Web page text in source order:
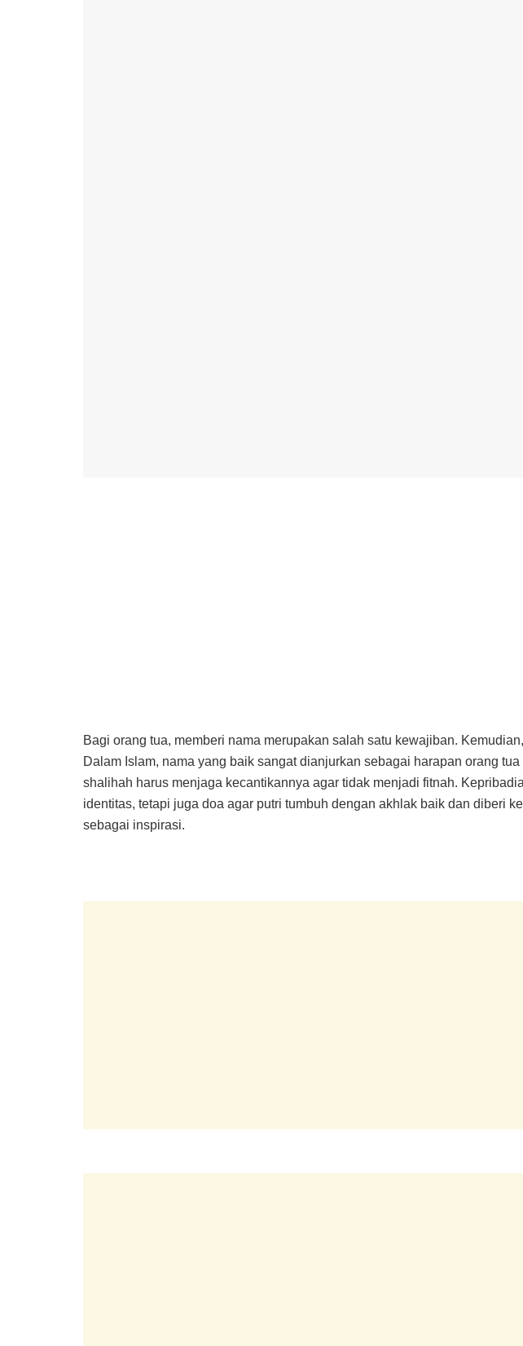
Bagi orang tua, memberi nama merupakan salah satu kewajiban.
Dalam Islam, nama yang baik sangat dianjurkan sebagai harapan orang
shalihah harus menjaga kecantikannya agar tidak menjadi fitnah.
identitas, tetapi juga doa agar putri tumbuh dengan akhlak baik dan diberi
sebagai inspirasi.